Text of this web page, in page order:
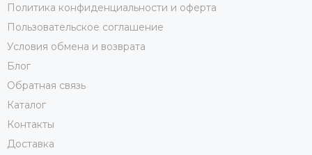
Политика конфиденциальности и оферта
Пользовательское соглашение
Условия обмена и возврата
Блог
Обратная связь
Каталог
Контакты
Доставка